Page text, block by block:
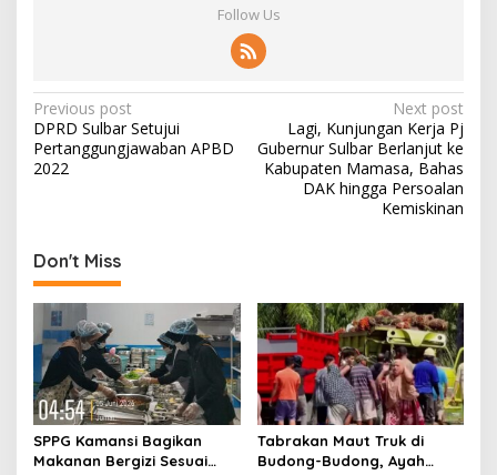
Follow Us
P
o
s
a
v
g
a
t
i
Previous post
DPRD Sulbar Setujui
Pertanggungjawaban APBD
2022
Next post
Lagi, Kunjungan Kerja Pj
Gubernur Sulbar Berlanjut ke
Kabupaten Mamasa, Bahas
DAK hingga Persoalan
Kemiskinan
Don't Miss
SPPG Kamansi Bagikan
Makanan Bergizi Sesuai
Tabrakan Maut Truk di
Budong-Budong, Ayah